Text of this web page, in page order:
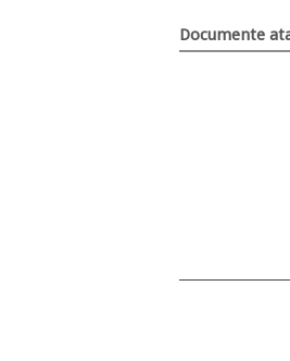
Documente